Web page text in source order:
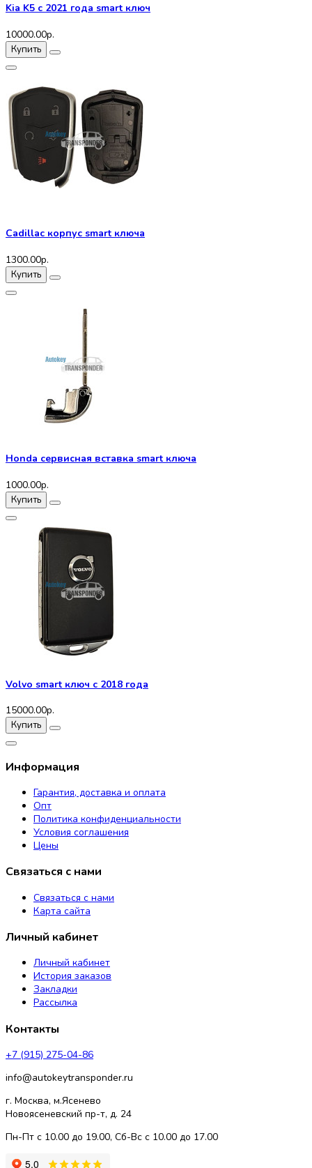
Kia K5 с 2021 года smart ключ
10000.00р.
Купить
Cadillac корпус smart ключа
1300.00р.
Купить
Honda сервисная вставка smart ключа
1000.00р.
Купить
Volvo smart ключ с 2018 года
15000.00р.
Купить
Информация
Гарантия, доставка и оплата
Опт
Политика конфиденциальности
Условия соглашения
Цены
Связаться с нами
Связаться с нами
Карта сайта
Личный кабинет
Личный кабинет
История заказов
Закладки
Рассылка
Контакты
+7 (915) 275-04-86
info@autokeytransponder.ru
г. Москва, м.Ясенево
Новоясеневский пр-т, д. 24
Пн-Пт с 10.00 до 19.00, Сб-Вс с 10.00 до 17.00